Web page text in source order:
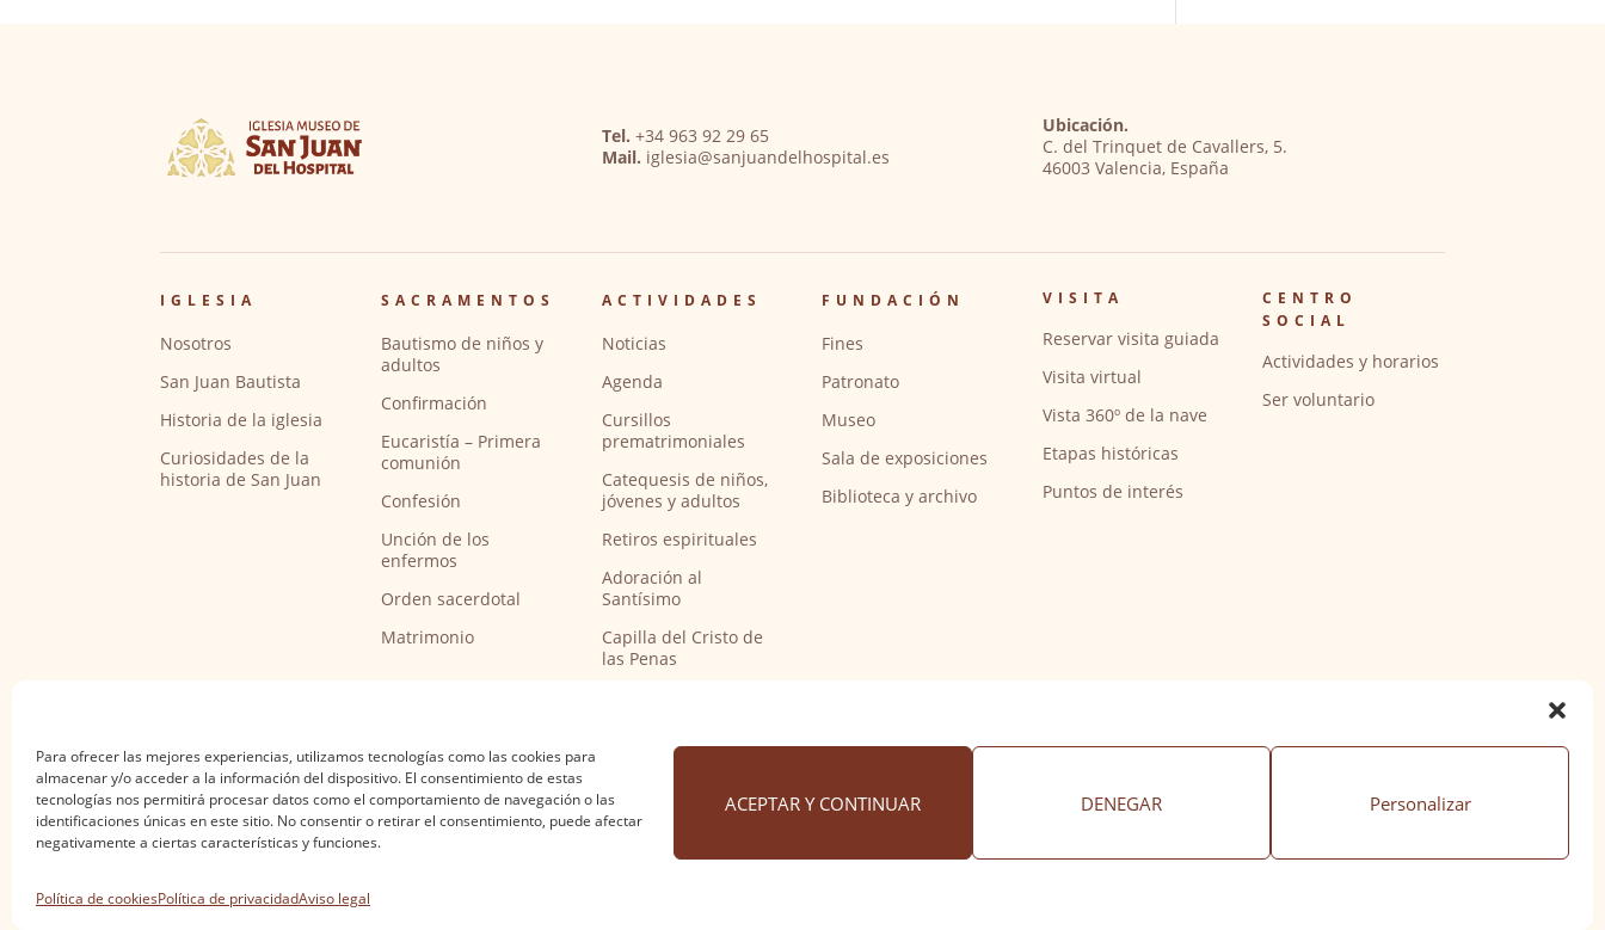
Para ofrecer las mejores experiencias, utilizamos tecnologías como las cookies para
almacenar y/o acceder a la información del dispositivo. El consentimiento de estas
tecnologías nos permitirá procesar datos como el comportamiento de navegación o las
identificaciones únicas en este sitio. No consentir o retirar el consentimiento, puede afectar
negativamente a ciertas características y funciones.
ACEPTAR Y CONTINUAR DENEGAR Personalizar
Política de cookiesPolítica de privacidadAviso legal
Tel. +34 963 92 29 65
Mail. iglesia@sanjuandelhospital.es
Ubicación.
C. del Trinquet de Cavallers, 5.
46003 Valencia, España
IGLESIA
Nosotros
San Juan Bautista
Historia de la iglesia
Curiosidades de la
historia de San Juan
SACRAMENTOS
Bautismo de niños y
adultos
Confirmación
Eucaristía – Primera
comunión
Confesión
Unción de los
enfermos
Orden sacerdotal
Matrimonio
ACTIVIDADES
Noticias
Agenda
Cursillos
prematrimoniales
Catequesis de niños,
jóvenes y adultos
Retiros espirituales
Adoración al
Santísimo
Capilla del Cristo de
las Penas
peregrinos del
FUNDACIÓN
Fines
Patronato
Museo
Sala de exposiciones
Biblioteca y archivo
VISITA
Reservar visita guiada
Visita virtual
Vista 360º de la nave
Etapas históricas
Puntos de interés
CENTRO
SOCIAL
Actividades y horarios
Ser voluntario
Aviso legal· Política de privacidad